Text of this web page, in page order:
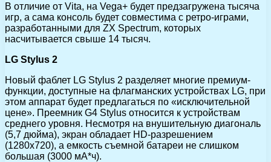
В отличие от Vita, на Vega+ будет предзагружена тысяча
игр, а сама консоль будет совместима с ретро-играми,
разработанными для ZX Spectrum, которых
насчитывается свыше 14 тысяч.
LG Stylus 2
Новый фаблет LG Stylus 2 разделяет многие премиум-
функции, доступные на флагманских устройствах LG, при
этом аппарат будет предлагаться по «исключительной
цене». Преемник G4 Stylus относится к устройствам
среднего уровня. Несмотря на внушительную диагональ
(5,7 дюйма), экран обладает HD-разрешением
(1280х720), а емкость съемной батареи не слишком
большая (3000 мА*ч).